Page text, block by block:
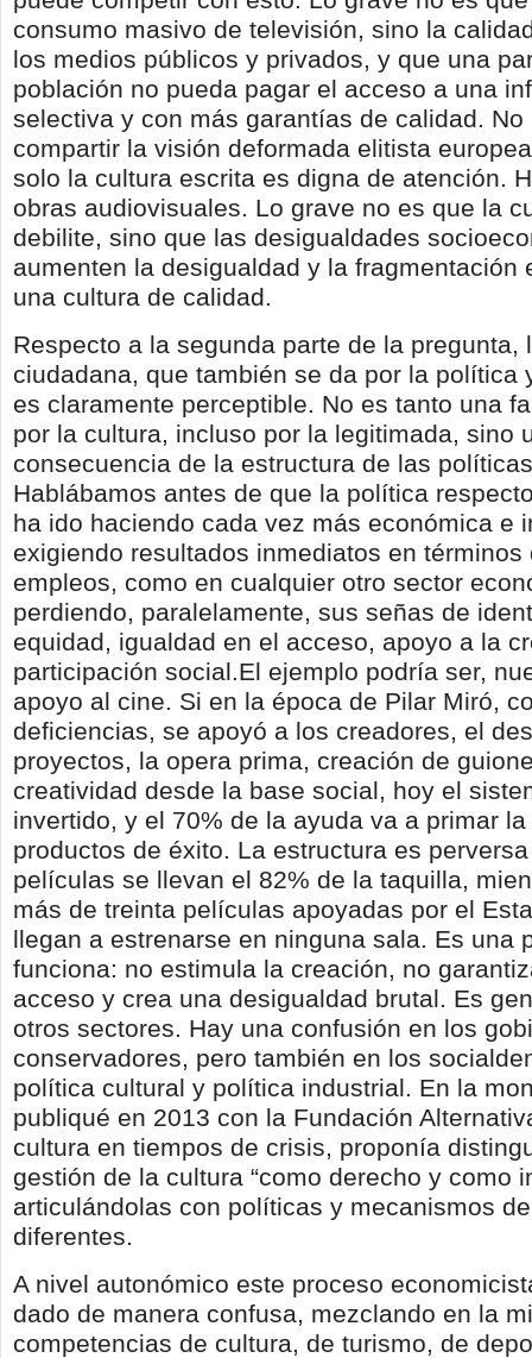
consumo masivo de televisión, sino la
los medios públicos y privados, y que una
población no pueda pagar el acceso a una
selectiva y con más garantías de calidad. No
compartir la visión deformada elitista
solo la cultura escrita es digna de atención.
obras audiovisuales. Lo grave no es que la
debilite, sino que las desigualdades
aumenten la desigualdad y la fragmentación
una cultura de calidad.
Respecto a la segunda parte de la pregunta,
ciudadana, que también se da por la política
es claramente perceptible. No es tanto una
por la cultura, incluso por la legitimada, sino
consecuencia de la estructura de las
Hablábamos antes de que la política
ha ido haciendo cada vez más económica e
exigiendo resultados inmediatos en términos
empleos, como en cualquier otro sector
perdiendo, paralelamente, sus señas de
equidad, igualdad en el acceso, apoyo a la
participación social.El ejemplo podría ser,
apoyo al cine. Si en la época de Pilar Miró,
deficiencias, se apoyó a los creadores, el
proyectos, la opera prima, creación de
creatividad desde la base social, hoy el
invertido, y el 70% de la ayuda va a primar
productos de éxito. La estructura es
películas se llevan el 82% de la taquilla,
más de treinta películas apoyadas por el
llegan a estrenarse en ninguna sala. Es una
funciona: no estimula la creación, no
acceso y crea una desigualdad brutal. Es
otros sectores. Hay una confusión en los
conservadores, pero también en los
política cultural y política industrial. En la
publiqué en 2013 con la Fundación
cultura en tiempos de crisis, proponía
gestión de la cultura “como derecho y como
articulándolas con políticas y mecanismos
diferentes.
A nivel autonómico este proceso
dado de manera confusa, mezclando en la
competencias de cultura, de turismo, de